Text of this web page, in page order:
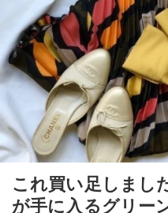
これ買い足しまし
が手に入るグリー